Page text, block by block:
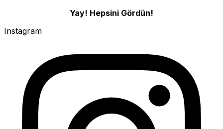
Yay! Hepsini Gördün!
Instagram